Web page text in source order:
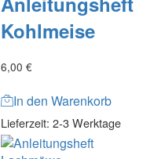
Kohlmeise
6,00 €
In den Warenkorb
Lieferzeit: 2-3 Werktage